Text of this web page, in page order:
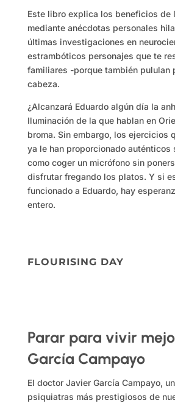
Este libro explica los beneficios de
mediante anécdotas personales
últimas investigaciones en
estrambóticos personajes que te
familiares -porque también pululan
cabeza.
¿Alcanzará Eduardo algún día la
Iluminación de la que hablan en
broma. Sin embargo, los ejercicios
ya le han proporcionado auténticos
como coger un micrófono sin
disfrutar fregando los platos. Y si
funcionado a Eduardo, hay
entero.
FLOURISING DAY
Parar para vivir
García Campayo
El doctor Javier García Campayo,
psiquiatras más prestigiosos de